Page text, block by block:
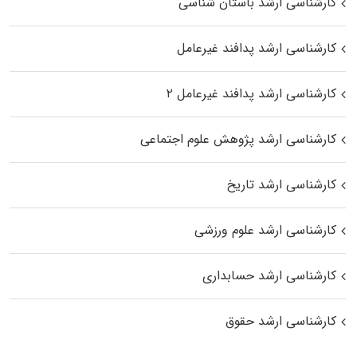
کارشناسی ارشد پدافند غیرعامل
کارشناسی ارشد پدافند غیرعامل ۲
کارشناسی ارشد پژوهش علوم اجتماعی
کارشناسی ارشد تاریخ
کارشناسی ارشد علوم ورزشی
کارشناسی ارشد حسابداری
کارشناسی ارشد حقوق